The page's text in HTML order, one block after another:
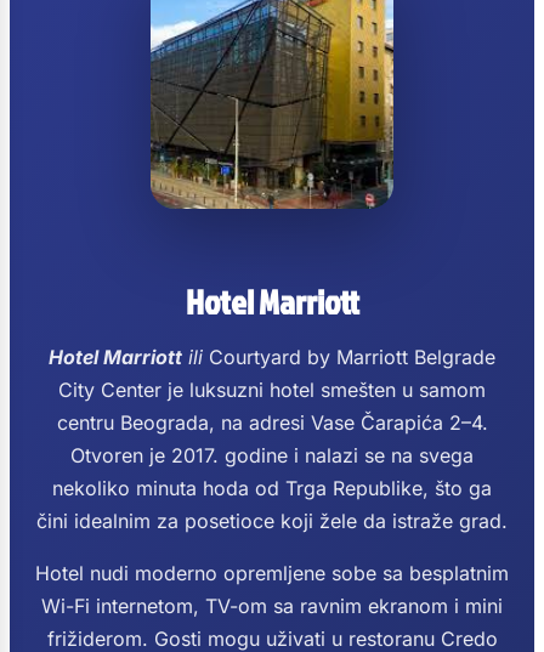
Hotel Marriott
Hotel Marriott ili Courtyard by Marriott Belgrade
City Center je luksuzni hotel smešten u samom
centru Beograda, na adresi Vase Čarapića 2–4.
Otvoren je 2017. godine i nalazi se na svega
nekoliko minuta hoda od Trga Republike, što ga
čini idealnim za posetioce koji žele da istraže grad.
Hotel nudi moderno opremljene sobe sa besplatnim
Wi-Fi internetom, TV-om sa ravnim ekranom i mini
frižiderom. Gosti mogu uživati u restoranu Credo